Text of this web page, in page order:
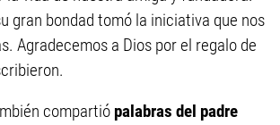
gran bondad tomó la iniciativa que nos
Agradecemos a Dios por el regalo de
compartió palabras del padre